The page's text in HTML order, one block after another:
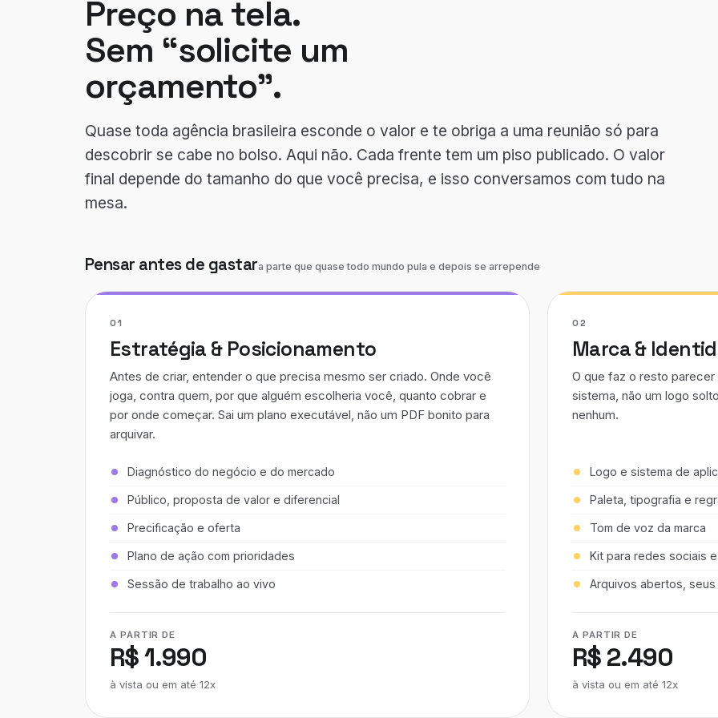
Preço na tela.
Sem “solicite um
orçamento”.
Quase toda agência brasileira esconde o valor e te obriga a uma reunião só para
descobrir se cabe no bolso. Aqui não. Cada frente tem um piso publicado. O valor
final depende do tamanho do que você precisa, e isso conversamos com tudo na
mesa.
Pensar antes de gastara parte que quase todo mundo pula e depois se arrepende
01
Estratégia & Posicionamento
Antes de criar, entender o que precisa mesmo ser criado. Onde você
joga, contra quem, por que alguém escolheria você, quanto cobrar e
por onde começar. Sai um plano executável, não um PDF bonito para
arquivar.
Diagnóstico do negócio e do mercado
Público, proposta de valor e diferencial
Precificação e oferta
Plano de ação com prioridades
Sessão de trabalho ao vivo
A PARTIR DE
R$ 1.990
à vista ou em até 12x
02
Marca &
O que faz o resto
sistema, não um logo
nenhum.
Logo e sistema de
Paleta, tipografia e
Tom de voz da marca
Kit para redes sociais
Arquivos abertos,
A PARTIR DE
R$ 2.490
à vista ou em até 12x